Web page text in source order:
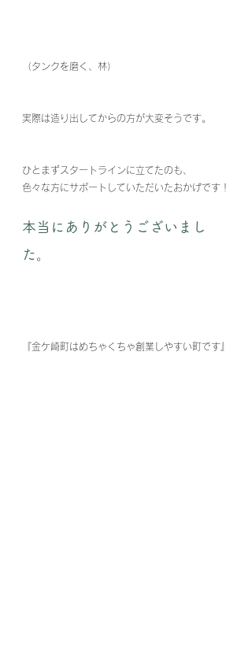
（タンクを磨く、林）
実際は造り出してからの方が大変そうです。
ひとまずスタートラインに立てたのも、
色々な方にサポートしていただいたおかげです！
本当にありがとうございまし
た。
『金ケ崎町はめちゃくちゃ創業しやすい町です』